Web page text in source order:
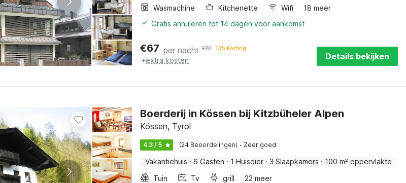
Wasmachine
Kitchenette Wifi
18 meer
Gratis annuleren tot 14 dagen voor aankomst
€67 per nacht €81 13% korting
+extra kosten Details bekijken
Boerderij in Kössen bij Kitzbüheler Alpen
Kössen, Tyrol
4.3 / 5 (24 Beoordelingen) · Zeer goed
Vakantiehuis · 6 Gasten · 1 Huisdier · 3 Slaapkamers · 100 m² oppervlakte
Tuin
Tv grill
22 meer